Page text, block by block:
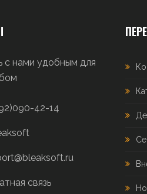
с нами удобным для
42-14
связь